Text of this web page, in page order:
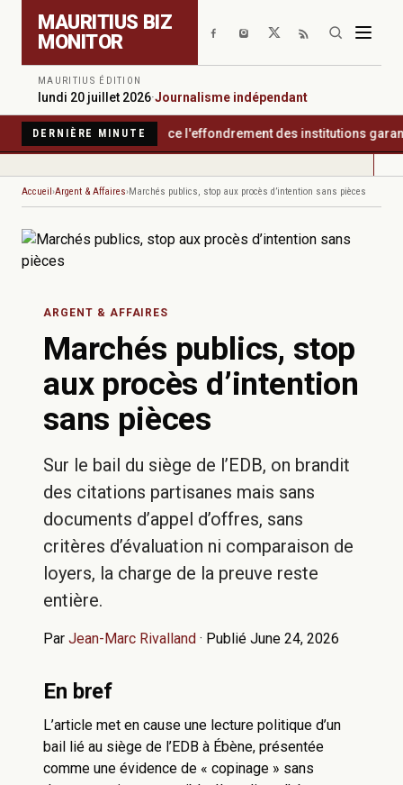
MAURITIUS BIZ
MONITOR
MAURITIUS ÉDITION
lundi 20 juillet 2026·Journalisme indépendant
DERNIÈRE MINUTE
International dénonce l'effondrement des institutions garantes de
Accueil Argent & Affaires Marchés publics, stop aux procès d’intention sans pièces
ARGENT & AFFAIRES
Marchés publics, stop
aux procès d’intention
sans pièces
Sur le bail du siège de l’EDB, on brandit
des citations partisanes mais sans
documents d’appel d’offres, sans
critères d’évaluation ni comparaison de
loyers, la charge de la preuve reste
entière.
Par Jean-Marc Rivalland · Publié June 24, 2026
En bref
L’article met en cause une lecture politique d’un
bail lié au siège de l’EDB à Ébène, présentée
comme une évidence de « copinage » sans